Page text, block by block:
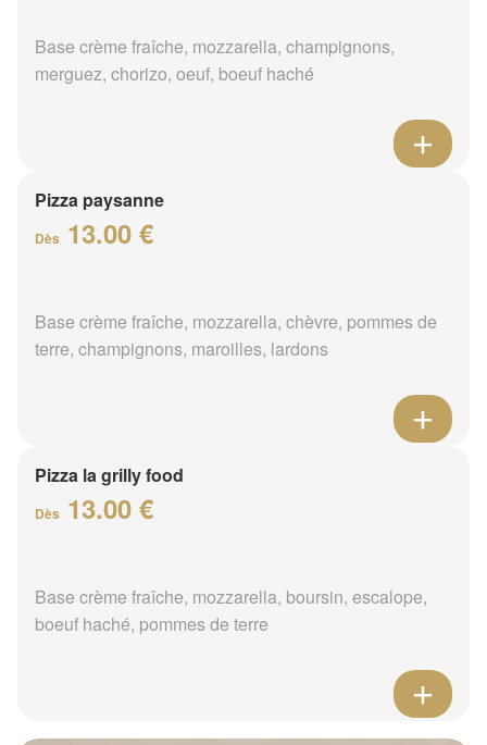
Base crème fraîche, mozzarella, champignons,
merguez, chorizo, oeuf, boeuf haché
Pizza paysanne
Dès 13.00 €
Base crème fraîche, mozzarella, chèvre, pommes de
terre, champignons, maroilles, lardons
Pizza la grilly food
Dès 13.00 €
Base crème fraîche, mozzarella, boursin, escalope,
boeuf haché, pommes de terre